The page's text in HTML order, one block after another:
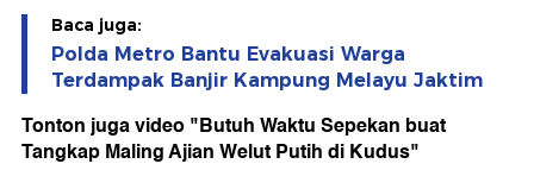
Baca juga:
Polda Metro Bantu Evakuasi Warga
Terdampak Banjir Kampung Melayu Jaktim
Tonton juga video "Butuh Waktu Sepekan buat
Tangkap Maling Ajian Welut Putih di Kudus"